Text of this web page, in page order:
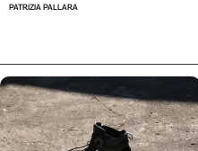
PATRIZIA PALLARA